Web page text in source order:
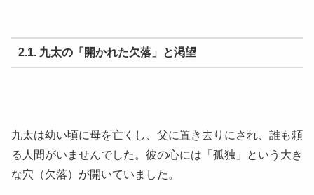
2.1. 九太の「開かれた欠落」と渇望
九太は幼い頃に母を亡くし、父に置き去りにされ、誰も頼
る人間がいませんでした。彼の心には「孤独」という大き
な穴（欠落）が開いていました。